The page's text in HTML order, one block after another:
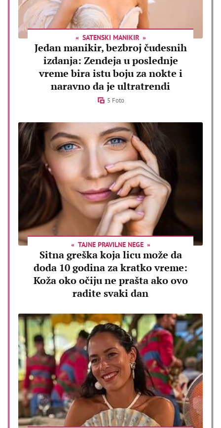
SATENSKI MANIKIR
Jedan manikir, bezbroj čudesnih
izdanja: Zendeja u poslednje
vreme bira istu boju za nokte i
naravno da je ultratrendi
5 Foto
TAJNE PRAVILNE NEGE
Sitna greška koja licu može da
doda 10 godina za kratko vreme:
Koža oko očiju ne prašta ako ovo
radite svaki dan